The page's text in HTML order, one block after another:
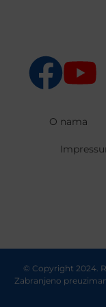
O nama
© Copyright 2024.
Zabranjeno